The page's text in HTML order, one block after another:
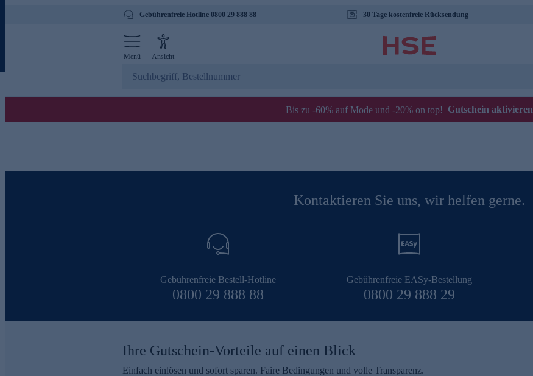
Gebührenfreie Hotline 0800 29 888 88 30 Tage kostenfreie Rücksendung
Menü Ansicht
Bis zu -60% auf Mode und -20% on top! Gutschein aktivieren
Kontaktieren Sie uns, wir helfen gerne.
Gebührenfreie Bestell-Hotline
0800 29 888 88
Gebührenfreie EASy-Bestellung
0800 29 888 29
Ihre Gutschein-Vorteile auf einen Blick
Einfach einlösen und sofort sparen. Faire Bedingungen und volle Transparenz.